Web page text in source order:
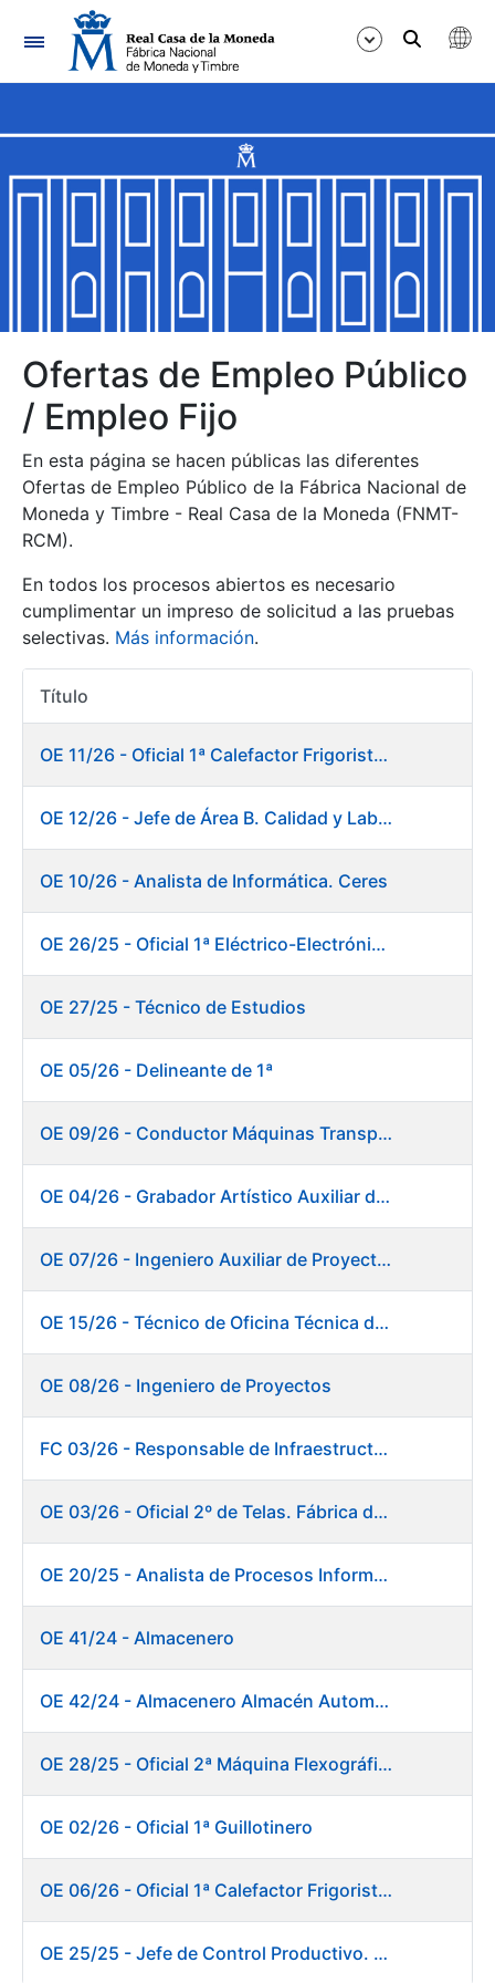
Navegación
Mostrar/Ocultar
Mostrar/Ocultar
Mostrar/Ocultar
Mostrar/Ocultar
Mostrar/Ocultar
Mostrar/Ocultar
Mostrar/Ocultar
Mostrar/Ocultar
Ofertas de Empleo Público
/ Empleo Fijo
En esta página se hacen públicas las diferentes
Ofertas de Empleo Público de la Fábrica Nacional de
Moneda y Timbre - Real Casa de la Moneda (FNMT-
RCM).
En todos los procesos abiertos es necesario
cumplimentar un impreso de solicitud a las pruebas
selectivas. Más información.
Título
OE 11/26 - Oficial 1ª Calefactor Frigorista. Fábrica de Papel
OE 12/26 - Jefe de Área B. Calidad y Laboratorio
OE 10/26 - Analista de Informática. Ceres
OE 26/25 - Oficial 1ª Eléctrico-Electrónico. Fábrica de Papel
OE 27/25 - Técnico de Estudios
OE 05/26 - Delineante de 1ª
OE 09/26 - Conductor Máquinas Transportadoras Elevadoras. Fábrica de Papel
OE 04/26 - Grabador Artístico Auxiliar de Originales
OE 07/26 - Ingeniero Auxiliar de Proyectos. Ceres
OE 15/26 - Técnico de Oficina Técnica de Producto. Fábrica de Papel
OE 08/26 - Ingeniero de Proyectos
FC 03/26 - Responsable de Infraestructuras de TI
OE 03/26 - Oficial 2º de Telas. Fábrica de Papel
OE 20/25 - Analista de Procesos Informáticos
OE 41/24 - Almacenero
OE 42/24 - Almacenero Almacén Automático
OE 28/25 - Oficial 2ª Máquina Flexográfica y Finalizado
OE 02/26 - Oficial 1ª Guillotinero
OE 06/26 - Oficial 1ª Calefactor Frigorista. Fábrica de Papel
OE 25/25 - Jefe de Control Productivo. Fábrica de Papel